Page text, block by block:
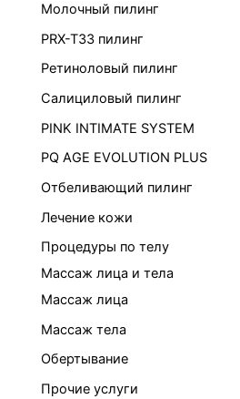
Молочный пилинг
PRX-T33 пилинг
Ретиноловый пилинг
Салициловый пилинг
PINK INTIMATE SYSTEM
PQ AGE EVOLUTION PLUS
Отбеливающий пилинг
Лечение кожи
Процедуры по телу
Массаж лица и тела
Массаж лица
Массаж тела
Обертывание
Прочие услуги